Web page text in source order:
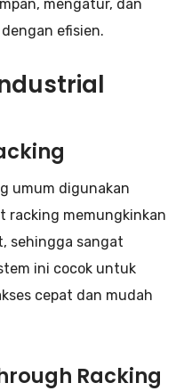
mengatur, dan
efisien.
umum digunakan
racking memungkinkan
sehingga sangat
ini cocok untuk
cepat dan mudah
Racking